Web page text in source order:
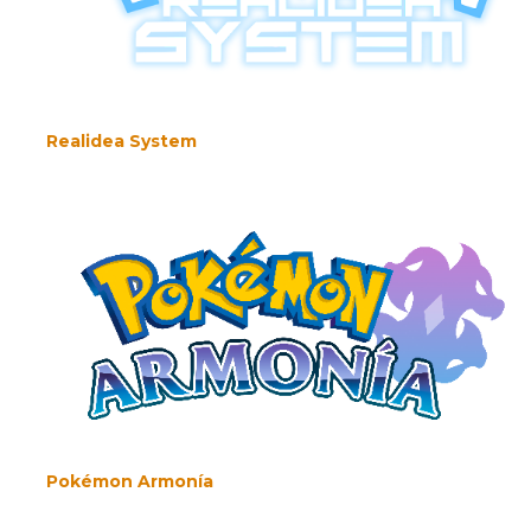
Realidea System
Pokémon Armonía